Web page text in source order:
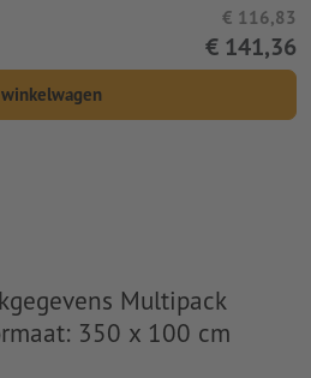
€ 116,83
€ 141,36
Multipack
350 x 100 cm